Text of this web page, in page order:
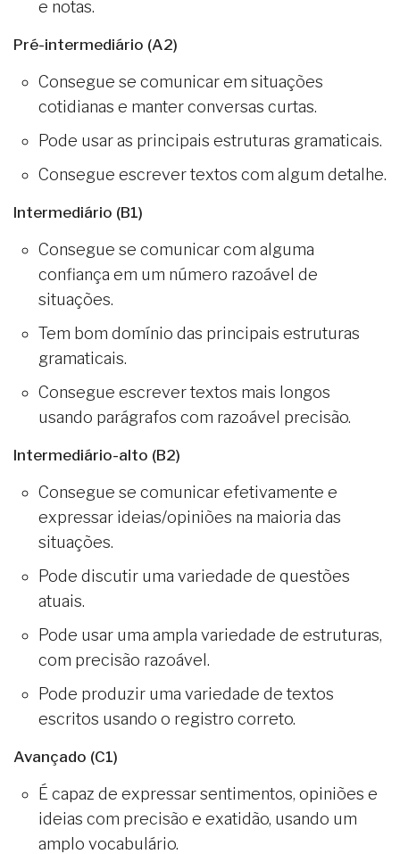
e notas.
Pré-intermediário (A2)
Consegue se comunicar em situações
cotidianas e manter conversas curtas.
Pode usar as principais estruturas gramaticais.
Consegue escrever textos com algum detalhe.
Intermediário (B1)
Consegue se comunicar com alguma
confiança em um número razoável de
situações.
Tem bom domínio das principais estruturas
gramaticais.
Consegue escrever textos mais longos
usando parágrafos com razoável precisão.
Intermediário-alto (B2)
Consegue se comunicar efetivamente e
expressar ideias/opiniões na maioria das
situações.
Pode discutir uma variedade de questões
atuais.
Pode usar uma ampla variedade de estruturas,
com precisão razoável.
Pode produzir uma variedade de textos
escritos usando o registro correto.
Avançado (C1)
É capaz de expressar sentimentos, opiniões e
ideias com precisão e exatidão, usando um
amplo vocabulário.